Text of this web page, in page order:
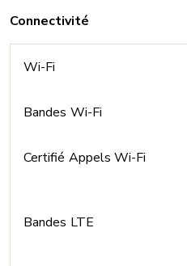
Connectivité
Wi-Fi
Bandes Wi-Fi
Certifié Appels Wi-Fi
Bandes LTE